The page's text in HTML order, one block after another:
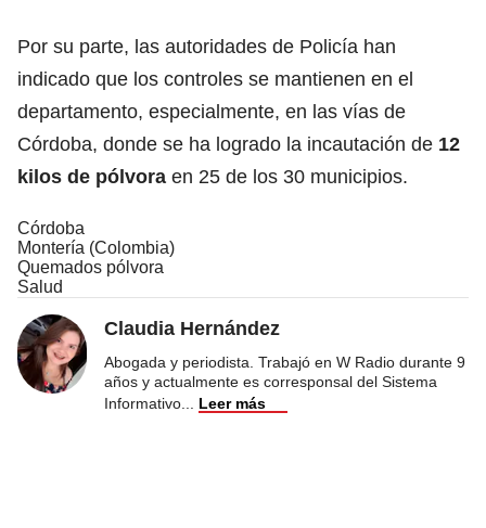
Por su parte, las autoridades de Policía han
indicado que los controles se mantienen en el
departamento, especialmente, en las vías de
Córdoba, donde se ha logrado la incautación de 12
kilos de pólvora en 25 de los 30 municipios.
Córdoba
Montería (Colombia)
Quemados pólvora
Salud
Claudia Hernández
Abogada y periodista. Trabajó en W Radio durante 9
años y actualmente es corresponsal del Sistema
Informativo
Leer más